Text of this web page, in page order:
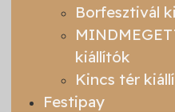
Borfesztivál
kiállítók
Kincs tér
Festipay